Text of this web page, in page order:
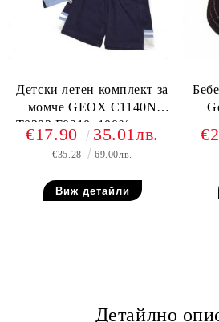
Детски летен комплект за
момче GEOX C1140N
T0292 F0210, 100% памук
€17.90 35.01лв.
€35.28 69.00лв.
Виж детайли
Детайлно